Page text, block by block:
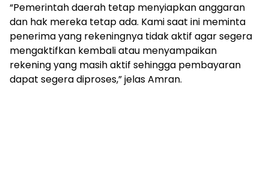
“Pemerintah daerah tetap menyiapkan anggaran
dan hak mereka tetap ada. Kami saat ini meminta
penerima yang rekeningnya tidak aktif agar segera
mengaktifkan kembali atau menyampaikan
rekening yang masih aktif sehingga pembayaran
dapat segera diproses,” jelas Amran.